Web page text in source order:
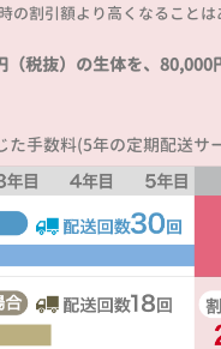
の割引額より高くなることは
（税抜）の生体を、80,000
た手数料(5年の定期配送サ